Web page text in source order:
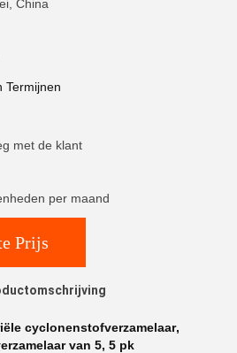
China
Termijnen
met de klant
per maand
Prijs
cyclonenstofverzamelaar,
van 5, 5 pk